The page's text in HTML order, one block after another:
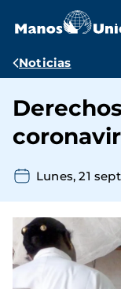
contenido
Ruta
Noticias
Lunes, 21